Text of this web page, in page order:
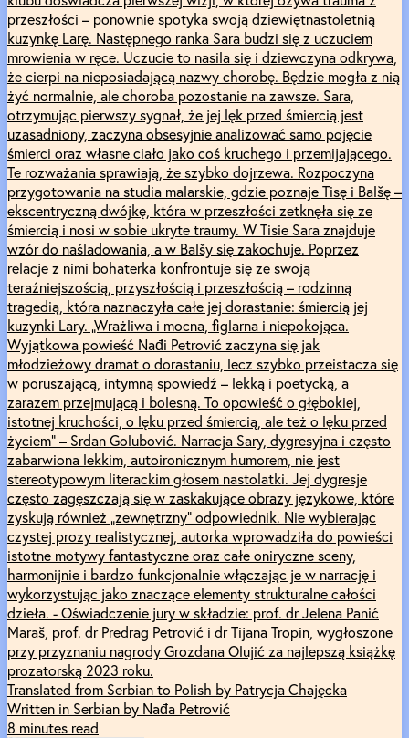
przeszłości – ponownie spotyka swoją dziewiętnastoletnią
kuzynkę Larę. Następnego ranka Sara budzi się z uczuciem
mrowienia w ręce. Uczucie to nasila się i dziewczyna odkrywa,
że cierpi na nieposiadającą nazwy chorobę. Będzie mogła z nią
żyć normalnie, ale choroba pozostanie na zawsze. Sara,
otrzymując pierwszy sygnał, że jej lęk przed śmiercią jest
uzasadniony, zaczyna obsesyjnie analizować samo pojęcie
śmierci oraz własne ciało jako coś kruchego i przemijającego.
Te rozważania sprawiają, że szybko dojrzewa. Rozpoczyna
przygotowania na studia malarskie, gdzie poznaje Tisę i Balšę –
ekscentryczną dwójkę, która w przeszłości zetknęła się ze
śmiercią i nosi w sobie ukryte traumy. W Tisie Sara znajduje
wzór do naśladowania, a w Balšy się zakochuje. Poprzez
relacje z nimi bohaterka konfrontuje się ze swoją
teraźniejszością, przyszłością i przeszłością – rodzinną
tragedią, która naznaczyła całe jej dorastanie: śmiercią jej
kuzynki Lary. „Wrażliwa i mocna, figlarna i niepokojąca.
Wyjątkowa powieść Nađi Petrović zaczyna się jak
młodzieżowy dramat o dorastaniu, lecz szybko przeistacza się
w poruszającą, intymną spowiedź – lekką i poetycką, a
zarazem przejmującą i bolesną. To opowieść o głębokiej,
istotnej kruchości, o lęku przed śmiercią, ale też o lęku przed
życiem” – Srdan Golubović. Narracja Sary, dygresyjna i często
zabarwiona lekkim, autoironicznym humorem, nie jest
stereotypowym literackim głosem nastolatki. Jej dygresje
często zagęszczają się w zaskakujące obrazy językowe, które
zyskują również „zewnętrzny” odpowiednik. Nie wybierając
czystej prozy realistycznej, autorka wprowadziła do powieści
istotne motywy fantastyczne oraz całe oniryczne sceny,
harmonijnie i bardzo funkcjonalnie włączając je w narrację i
wykorzystując jako znaczące elementy strukturalne całości
dzieła. - Oświadczenie jury w składzie: prof. dr Jelena Panić
Maraš, prof. dr Predrag Petrović i dr Tijana Tropin, wygłoszone
przy przyznaniu nagrody Grozdana Olujić za najlepszą książkę
prozatorską 2023 roku.
Translated from Serbian to Polish by Patrycja Chajęcka
Written in Serbian by Nađa Petrović
8 minutes read